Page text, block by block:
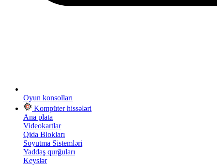
Oyun konsolları
Kompüter hissələri
Ana plata
Videokartlar
Qida Blokları
Soyutma Sistemləri
Yaddaş qurğuları
Keyslər